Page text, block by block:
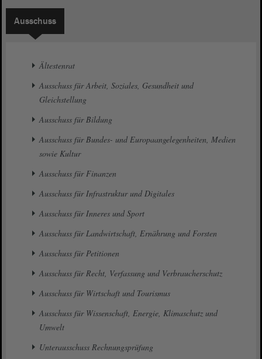
Ausschuss
Ältestenrat
Ausschuss für Arbeit, Soziales, Gesundheit und
Gleichstellung
Ausschuss für Bildung
Ausschuss für Bundes- und Europaangelegenheiten, Medien
sowie Kultur
Ausschuss für Finanzen
Ausschuss für Infrastruktur und Digitales
Ausschuss für Inneres und Sport
Ausschuss für Landwirtschaft, Ernährung und Forsten
Ausschuss für Petitionen
Ausschuss für Recht, Verfassung und Verbraucherschutz
Ausschuss für Wirtschaft und Tourismus
Ausschuss für Wissenschaft, Energie, Klimaschutz und
Umwelt
Unterausschuss Rechnungsprüfung